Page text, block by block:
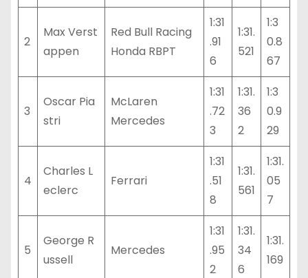
2
Max Verst
appen
Red Bull Racing
Honda RBPT
1:31
.91
6
1:31.
521
1:3
0.8
67
3
Oscar Pia
stri
McLaren
Mercedes
1:31
.72
3
1:31.
36
2
1:3
0.9
29
4
Charles L
eclerc
Ferrari
1:31
.51
8
1:31.
561
1:31.
05
7
5
George R
ussell
Mercedes
1:31
.95
2
1:31.
34
6
1:31.
169